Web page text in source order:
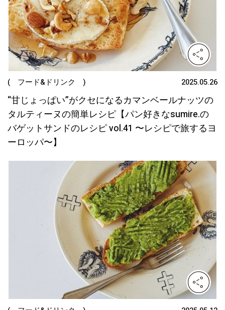
( フード&ドリンク ) 2025.05.26
“甘じょっぱい”がクセになるカマンベールナッツの
タルティーヌの簡単レシピ【パン好きなsumire.の
バゲットサンドのレシピ vol.41 〜レシピで旅するヨ
ーロッパ〜】